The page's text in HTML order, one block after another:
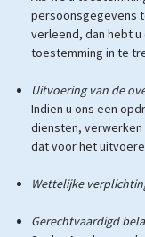
persoonsgegevens
verleend, dan hebt
toestemming in te
Uitvoering van de
Indien u ons een
diensten,
dat voor het
Wettelijke
Gerechtvaardigd